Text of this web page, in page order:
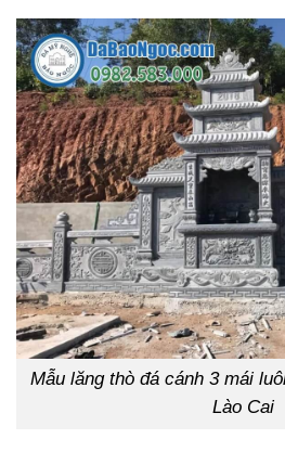
Mẫu lăng thò đá cánh 3 mái
Lào Cai